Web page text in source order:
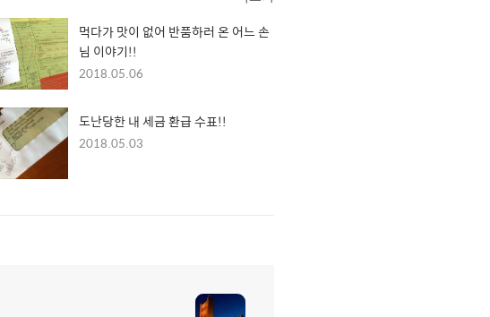
먹다가 맛이 없어 반품하러 온 어느 손
님 이야기!!
2018.05.06
도난당한 내 세금 환급 수표!!
2018.05.03